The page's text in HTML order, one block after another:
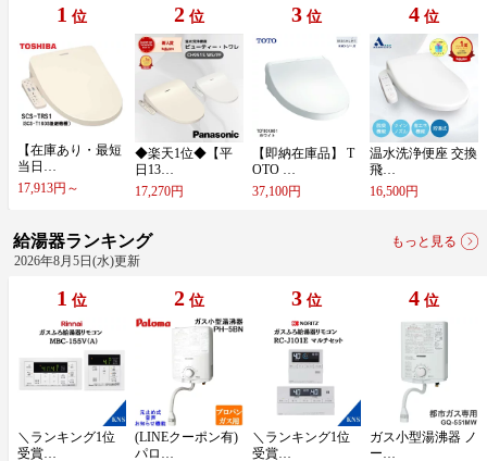
1 位
【​在​庫​あ​り​・​最​短​
当​日​…
17,913円～
2 位
◆​楽​天​1​位​◆​【​平​
日​1​3​…
17,270円
3 位
【​即​納​在​庫​品​】​ ​T​
O​T​O​ ​…
37,100円
4 位
温​水​洗​浄​便​座​ ​交​換​
​飛​…
16,500円
給湯器ランキング
もっと見る
2026年8月5日(水)更新
1 位
＼​ラ​ン​キ​ン​グ​1​位​
受​賞​…
2 位
(​L​I​N​E​ク​ー​ポ​ン​有​)​
パ​ロ​…
3 位
＼​ラ​ン​キ​ン​グ​1​位​
受​賞​…
4 位
ガ​ス​小​型​湯​沸​器​ ​ノ​
ー​…